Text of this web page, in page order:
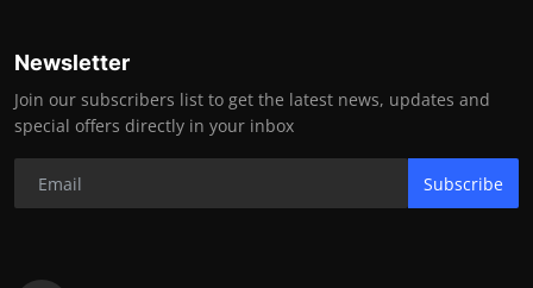
Newsletter
Join our subscribers list to get the latest news, updates and
special offers directly in your inbox
Subscribe